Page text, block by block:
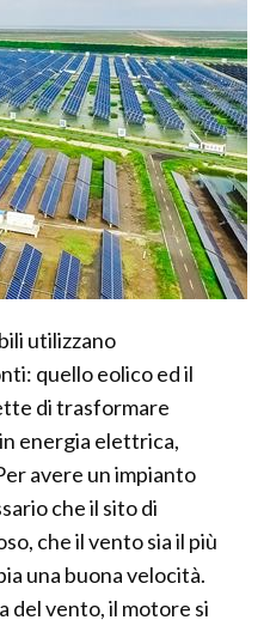
utilizzano
quello eolico ed il
di trasformare
energia elettrica,
avere un impianto
che il sito di
che il vento sia il più
una buona velocità.
del vento, il motore si